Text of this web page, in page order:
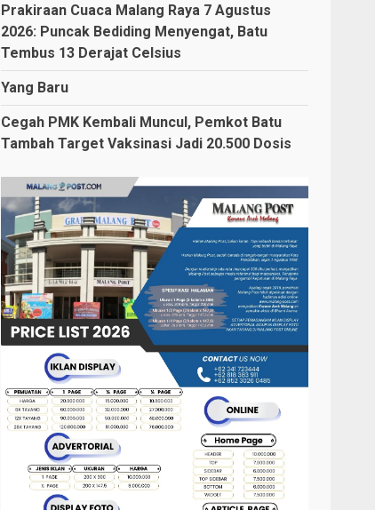
Prakiraan Cuaca Malang Raya 7 Agustus
2026: Puncak Bediding Menyengat, Batu
Tembus 13 Derajat Celsius
Yang Baru
Cegah PMK Kembali Muncul, Pemkot Batu
Tambah Target Vaksinasi Jadi 20.500 Dosis